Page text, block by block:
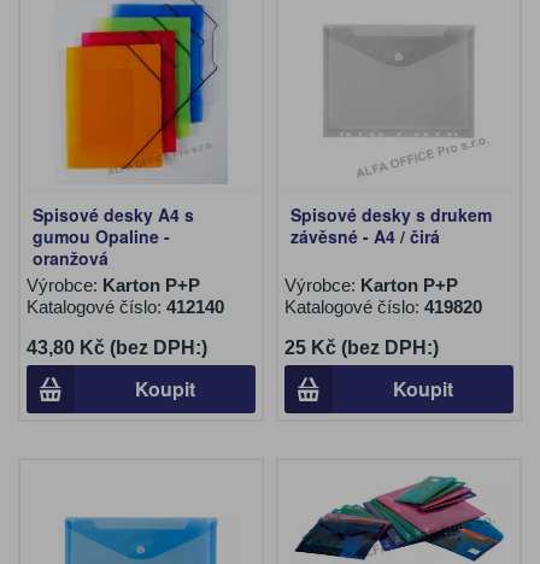
Spisové desky A4 s
gumou Opaline -
oranžová
Výrobce: Karton P+P
Katalogové číslo: 412140
43,80 Kč (bez DPH:)
Koupit
Spisové desky s drukem
závěsné - A4 / čirá
Výrobce: Karton P+P
Katalogové číslo: 419820
25 Kč (bez DPH:)
Koupit